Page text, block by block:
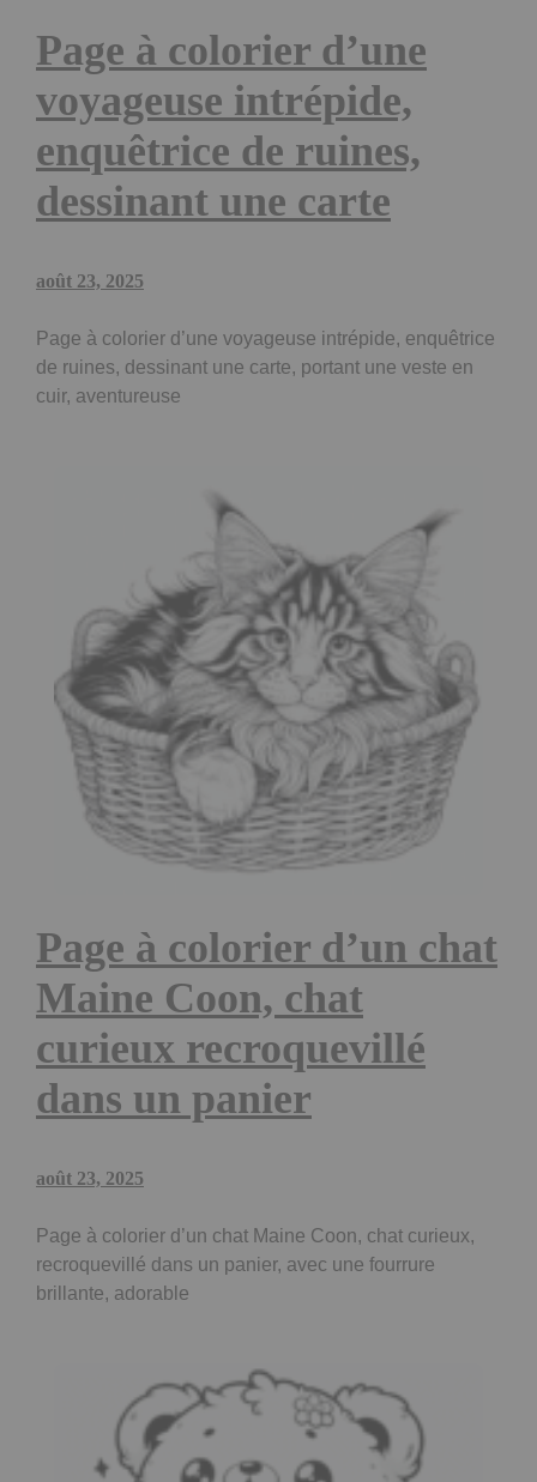
Page à colorier d’une
voyageuse intrépide,
enquêtrice de ruines,
dessinant une carte
août 23, 2025
Page à colorier d’une voyageuse intrépide, enquêtrice
de ruines, dessinant une carte, portant une veste en
cuir, aventureuse
Page à colorier d’un chat
Maine Coon, chat
curieux recroquevillé
dans un panier
août 23, 2025
Page à colorier d’un chat Maine Coon, chat curieux,
recroquevillé dans un panier, avec une fourrure
brillante, adorable